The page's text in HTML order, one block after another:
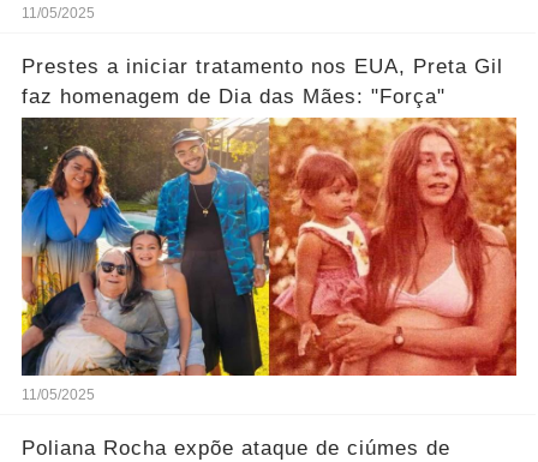
11/05/2025
Prestes a iniciar tratamento nos EUA, Preta Gil
faz homenagem de Dia das Mães: "Força"
11/05/2025
Poliana Rocha expõe ataque de ciúmes de